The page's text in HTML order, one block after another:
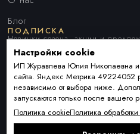
Блог
ПОДПИСКА
Новинки сезона, акции и
Я ДАЮ СОГЛАСИЕ НА
СОГЛАШАЮСЬ СПОЛИТИКОЙ
ДАННЫХ
Настройки cookie
ИП Журавлева Юлия Николаевна
сайта. Яндекс Метрика 49224052
независимо от выбора ниже.
запускаются только после вашего
Политика cookieПолитика